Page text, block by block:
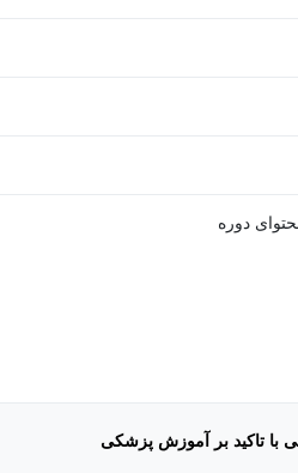
دوره
با تاکید بر آموزش پزشکی